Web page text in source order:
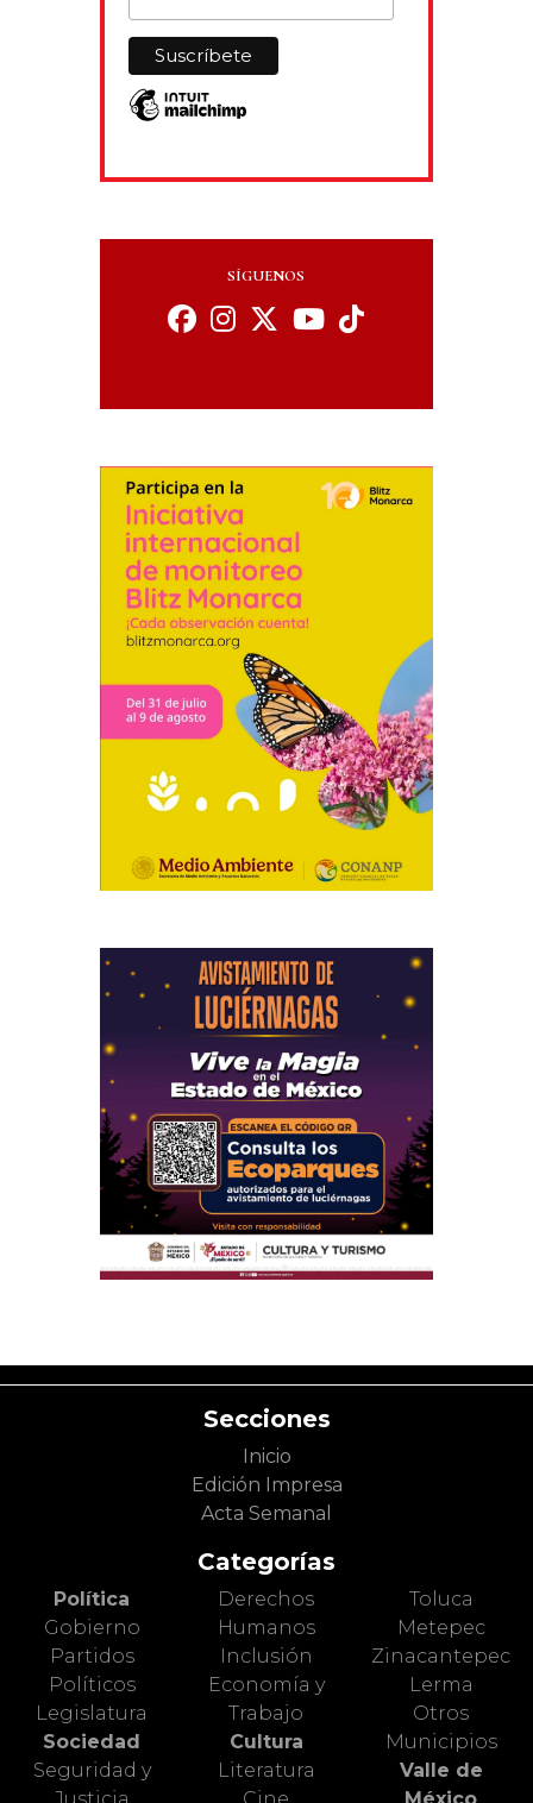
SÍGUENOS
Secciones
Inicio
Edición Impresa
Acta Semanal
Categorías
Política
Gobierno
Partidos
Políticos
Legislatura
Sociedad
Seguridad y
Derechos
Humanos
Inclusión
Economía y
Trabajo
Cultura
Literatura
Toluca
Metepec
Zinacantepec
Lerma
Otros
Municipios
Valle de